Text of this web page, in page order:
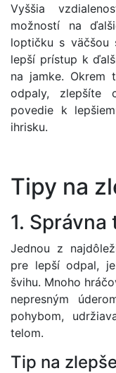
Vyššia
možností na
loptičku s väčšou
lepší prístup k
na jamke. Okrem
odpaly, zlepšíte
povedie k
ihrisku.
Tipy na
1.
Jednou z
pre lepší odpal,
švihu. Mnoho
nepresným
pohybom,
telom.
Tip na